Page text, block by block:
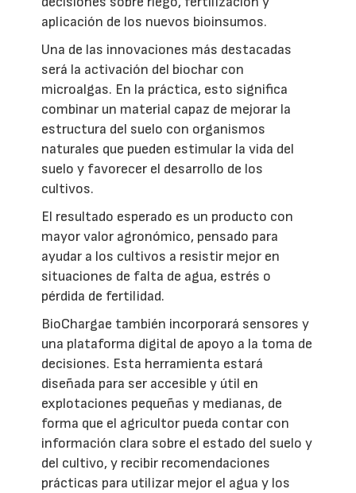
aplicación de los nuevos bioinsumos.
Una de las innovaciones más destacadas
será la activación del biochar con
microalgas. En la práctica, esto significa
combinar un material capaz de mejorar la
estructura del suelo con organismos
naturales que pueden estimular la vida del
suelo y favorecer el desarrollo de los
cultivos.
El resultado esperado es un producto con
mayor valor agronómico, pensado para
ayudar a los cultivos a resistir mejor en
situaciones de falta de agua, estrés o
pérdida de fertilidad.
BioChargae también incorporará sensores y
una plataforma digital de apoyo a la toma de
decisiones. Esta herramienta estará
diseñada para ser accesible y útil en
explotaciones pequeñas y medianas, de
forma que el agricultor pueda contar con
información clara sobre el estado del suelo y
del cultivo, y recibir recomendaciones
prácticas para utilizar mejor el agua y los